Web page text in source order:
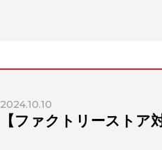
2024.10.10
【ファクトリーストア